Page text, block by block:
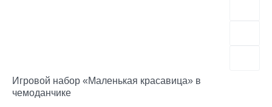
Игровой набор «Маленькая красавица» в
чемоданчике